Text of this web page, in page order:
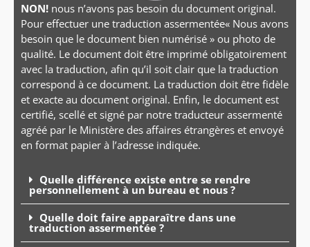
NON! nous n’avons pas besoin du document original.
Pour effectuer une traduction assermentée« Nous avons
besoin que le document bien numérisé » ou photo de
qualité. Le document doit être imprimé obligatoirement
avec la traduction, afin qu’il soit clair que la traduction
correspond à ce document. La traduction doit être fidèle
et exacte au document original. Enfin, le document est
certifié, scellé et signé par notre traducteur assermenté
agréé par le Ministère des affaires étrangères et envoyé
en format papier à l’adresse indiquée.
Quelle différence existe entre se rendre
personnellement à un bureau et nous ?
Quelle doit faire apparaître dans une
traduction assermentée ?